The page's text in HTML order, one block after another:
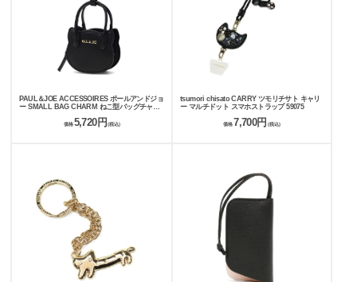
PAUL＆JOE ACCESSOIRES ポールアンドジョ
ー SMALL BAG CHARM ねこ型バッグチャー
価格 5,720円 (税込)
tsumori chisato CARRY ツモリチサト キャリ
ー マルチドット スマホストラップ 59075
価格7,700円 (税込)